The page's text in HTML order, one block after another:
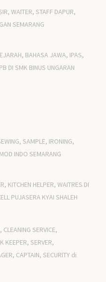
WAITER, STAFF DAPUR,
SEMARANG
BAHASA JAWA, IPAS,
DI SMK BINUS UNGARAN
SAMPLE, IRONING,
INDO SEMARANG
KITCHEN HELPER, WAITRES DI
PUJASERA KYAI SHALEH
SERVICE,
KEEPER, SERVER,
CAPTAIN, SECURITY di